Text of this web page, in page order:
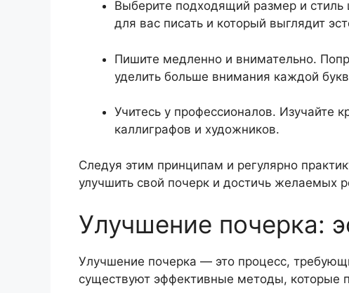
Выберите подходящий размер и
для вас писать и который выглядит
Пишите медленно и внимательно.
уделить больше внимания каждой
Учитесь у профессионалов. Изучайте
каллиграфов и художников.
Следуя этим принципам и регулярно
улучшить свой почерк и достичь желаемых
Улучшение почерка:
Улучшение почерка — это процесс,
существуют эффективные методы, которые